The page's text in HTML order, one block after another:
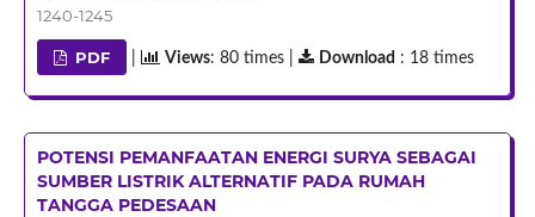
1240-1245
PDF Views: 80 times | Download : 18 times
POTENSI PEMANFAATAN ENERGI SURYA SEBAGAI
SUMBER LISTRIK ALTERNATIF PADA RUMAH
TANGGA PEDESAAN